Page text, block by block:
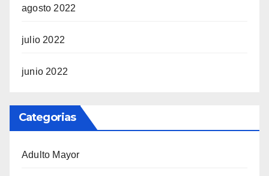
agosto 2022
julio 2022
junio 2022
Categorias
Adulto Mayor